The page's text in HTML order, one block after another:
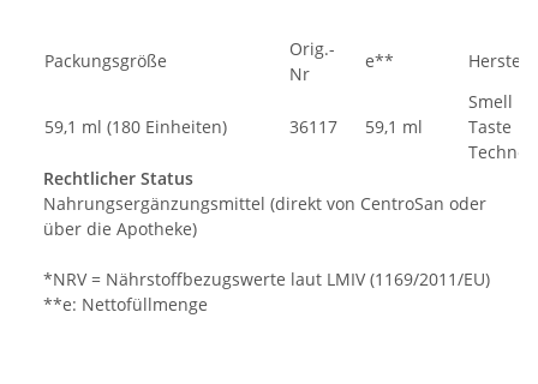
Packungsgröße
Orig.-
Nr
e**
59,1 ml (180 Einheiten) 36117 59,1 ml
Smell
Taste
Rechtlicher Status
Nahrungsergänzungsmittel (direkt von CentroSan oder
über die Apotheke)
*NRV = Nährstoffbezugswerte laut LMIV (1169/2011/EU)
**e: Nettofüllmenge